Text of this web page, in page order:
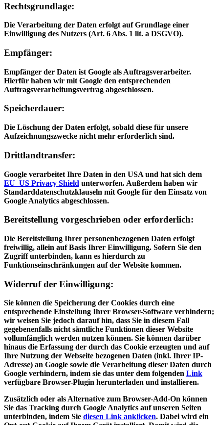
Rechtsgrundlage:
Die Verarbeitung der Daten erfolgt auf Grundlage einer
Einwilligung des Nutzers (Art. 6 Abs. 1 lit. a DSGVO).
Empfänger:
Empfänger der Daten ist Google als Auftragsverarbeiter.
Hierfür haben wir mit Google den entsprechenden
Auftragsverarbeitungsvertrag abgeschlossen.
Speicherdauer:
Die Löschung der Daten erfolgt, sobald diese für unsere
Aufzeichnungszwecke nicht mehr erforderlich sind.
Drittlandtransfer:
Google verarbeitet Ihre Daten in den USA und hat sich dem
EU_US Privacy Shield unterworfen. Außerdem haben wir
Standarddatenschutzklauseln mit Google für den Einsatz von
Google Analytics abgeschlossen.
Bereitstellung vorgeschrieben oder erforderlich:
Die Bereitstellung Ihrer personenbezogenen Daten erfolgt
freiwillig, allein auf Basis Ihrer Einwilligung. Sofern Sie den
Zugriff unterbinden, kann es hierdurch zu
Funktionseinschränkungen auf der Website kommen.
Widerruf der Einwilligung:
Sie können die Speicherung der Cookies durch eine
entsprechende Einstellung Ihrer Browser-Software verhindern;
wir weisen Sie jedoch darauf hin, dass Sie in diesem Fall
gegebenenfalls nicht sämtliche Funktionen dieser Website
vollumfänglich werden nutzen können. Sie können darüber
hinaus die Erfassung der durch das Cookie erzeugten und auf
Ihre Nutzung der Webseite bezogenen Daten (inkl. Ihrer IP-
Adresse) an Google sowie die Verarbeitung dieser Daten durch
Google verhindern, indem sie das unter dem folgenden Link
verfügbare Browser-Plugin herunterladen und installieren.
Zusätzlich oder als Alternative zum Browser-Add-On können
Sie das Tracking durch Google Analytics auf unseren Seiten
unterbinden, indem Sie diesen Link anklicken. Dabei wird ein